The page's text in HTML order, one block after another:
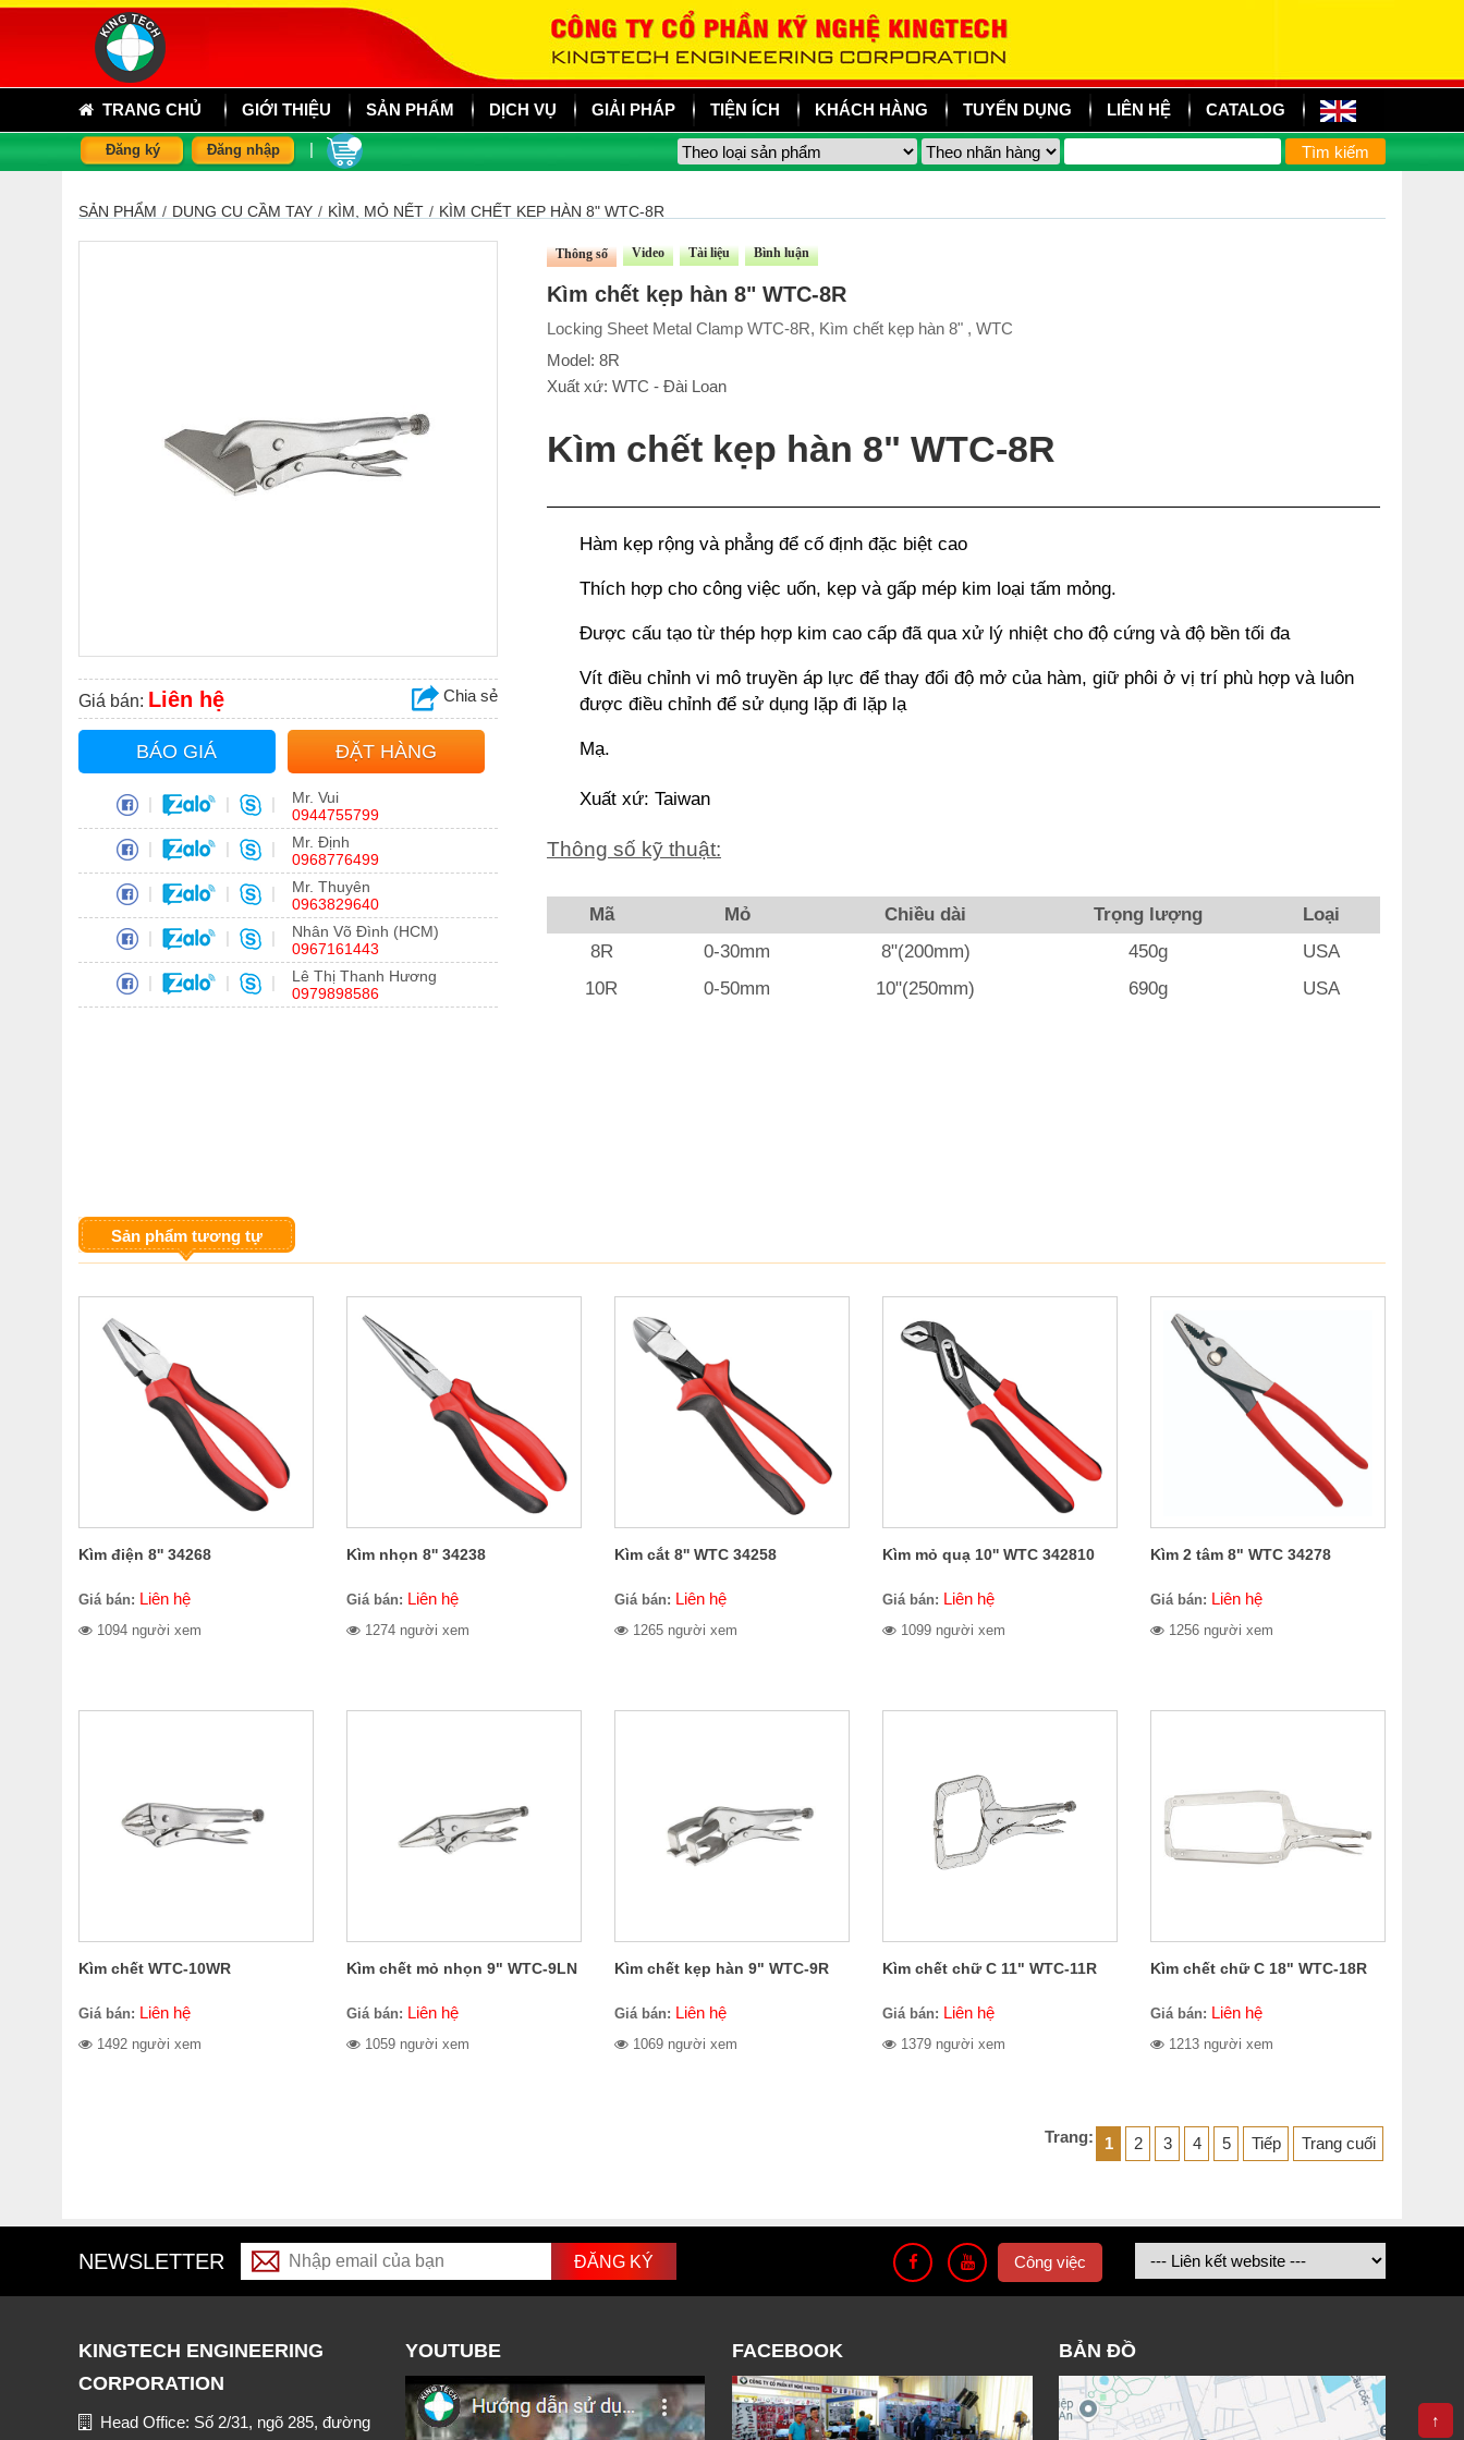
TRANG CHỦ GIỚI THIỆU SẢN PHẨM DỊCH VỤ GIẢI PHÁP TIỆN ÍCH KHÁCH HÀNG TUYỂN DỤNG LIÊN HỆ CATALOG
Đăng ký Đăng nhập
SẢN PHẨM / DỤNG CỤ CẦM TAY / KÌM, MỎ NẾT / KÌM CHẾT KẸP HÀN 8" WTC-8R
Giá bán: Liên hệ Chia sẻ
BÁO GIÁ ĐẶT HÀNG
| | |
Mr. Vui
0944755799
| | |
Mr. Định
0968776499
| | |
Mr. Thuyên
0963829640
| | |
Nhân Võ Đình (HCM)
0967161443
| | |
Lê Thị Thanh Hương
0979898586
Thông số Video Tài liệu Bình luận
Kìm chết kẹp hàn 8" WTC-8R
Locking Sheet Metal Clamp WTC-8R, Kìm chết kẹp hàn 8" , WTC
Model: 8R
Xuất xứ: WTC - Đài Loan
Kìm chết kẹp hàn 8" WTC-8R
Hàm kẹp rộng và phẳng để cố định đặc biệt cao
Thích hợp cho công việc uốn, kẹp và gấp mép kim loại tấm mỏng.
Được cấu tạo từ thép hợp kim cao cấp đã qua xử lý nhiệt cho độ cứng và độ bền tối đa
Vít điều chỉnh vi mô truyền áp lực để thay đổi độ mở của hàm, giữ phôi ở vị trí phù hợp và luôn
được điều chỉnh để sử dụng lặp đi lặp lạ
Mạ.
Xuất xứ: Taiwan
Thông số kỹ thuật:
Mã Mỏ Chiều dài Trọng lượng
Loại
8R
0-30mm 8"(200mm) 450g
USA
10R
0-50mm 10"(250mm) 690g USA
Sản phẩm tương tự
Kìm điện 8'' 34268
Giá bán: Liên hệ
1094 người xem
Kìm nhọn 8'' 34238
Giá bán: Liên hệ
1274 người xem
Kìm cắt 8'' WTC 34258
Giá bán: Liên hệ
1265 người xem
Kìm mỏ quạ 10'' WTC 342810
Giá bán: Liên hệ
1099 người xem
Kìm 2 tâm 8" WTC 34278
Giá bán: Liên hệ
1256 người xem
Kìm chết WTC-10WR
Giá bán: Liên hệ
1492 người xem
Kìm chết mỏ nhọn 9" WTC-9LN
Giá bán: Liên hệ
1059 người xem
Kìm chết kẹp hàn 9" WTC-9R
Giá bán: Liên hệ
1069 người xem
Kìm chết chữ C 11" WTC-11R
Giá bán: Liên hệ
1379 người xem
Kìm chết chữ C 18" WTC-18R
Giá bán: Liên hệ
1213 người xem
Trang: 1 2 3 4 5 Tiếp Trang cuối
NEWSLETTER Công việc
KINGTECH ENGINEERING
CORPORATION
Head Office: Số 2/31, ngõ 285, đường
YOUTUBE FACEBOOK BẢN ĐỒ
↑